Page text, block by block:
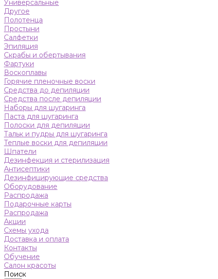
Универсальные
Другое
Полотенца
Простыни
Салфетки
Эпиляция
Скрабы и обертывания
Фартуки
Воскоплавы
Горячие пленочные воски
Средства до депиляции
Средства после депиляции
Наборы для шугаринга
Паста для шугаринга
Полоски для депиляции
Тальк и пудры для шугаринга
Теплые воски для депиляции
Шпатели
Дезинфекция и стерилизация
Антисептики
Дезинфицирующие средства
Оборудование
Распродажа
Подарочные карты
Распродажа
Акции
Схемы ухода
Доставка и оплата
Контакты
Обучение
Салон красоты
Поиск